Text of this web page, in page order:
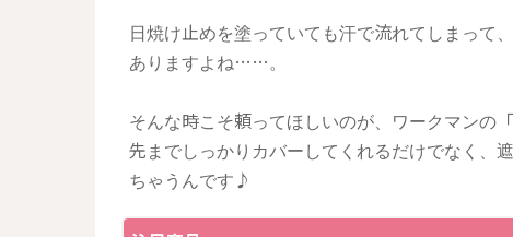
日焼け止めを塗っていても汗で流れてしまって
ありますよね……。
そんな時こそ頼ってほしいのが、ワークマンの
先までしっかりカバーしてくれるだけでなく、
ちゃうんです♪